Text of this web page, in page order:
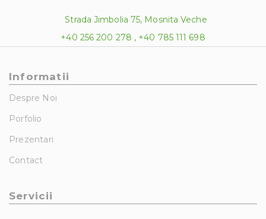
Strada Jimbolia 75, Mosnita Veche
+40 256 200 278 , +40 785 111 698
Informatii
Despre Noi
Porfolio
Prezentari
Contact
Servicii